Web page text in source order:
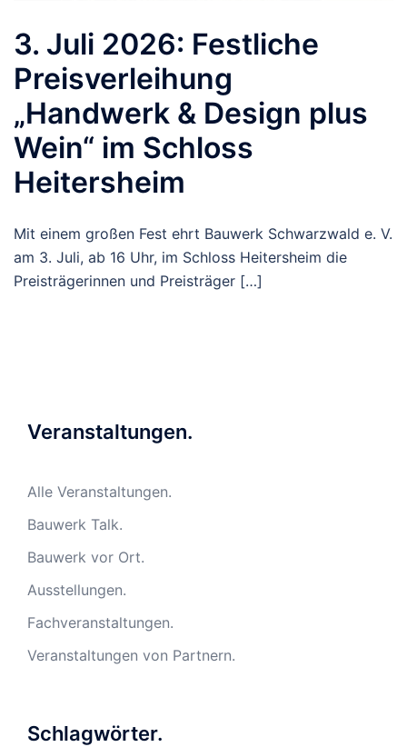
3. Juli 2026: Festliche
Preisverleihung
„Handwerk & Design plus
Wein“ im Schloss
Heitersheim
Mit einem großen Fest ehrt Bauwerk Schwarzwald e. V.
am 3. Juli, ab 16 Uhr, im Schloss Heitersheim die
Preisträgerinnen und Preisträger […]
Veranstaltungen.
Alle Veranstaltungen.
Bauwerk Talk.
Bauwerk vor Ort.
Ausstellungen.
Fachveranstaltungen.
Veranstaltungen von Partnern.
Schlagwörter.